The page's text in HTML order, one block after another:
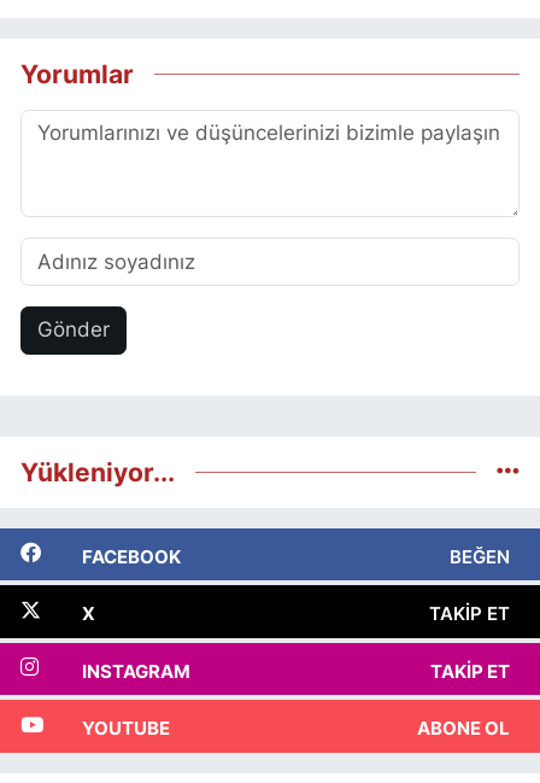
Yorumlar
Gönder
Yükleniyor...
FACEBOOK BEĞEN
X TAKIP ET
INSTAGRAM TAKIP ET
YOUTUBE ABONE OL